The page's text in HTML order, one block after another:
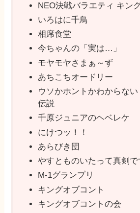
NEO決戦バラエティ キン
いろはに千鳥
相席食堂
今ちゃんの「実は…」
モヤモヤさまぁ～ず
あちこちオードリー
ウソかホントかわからな
伝説
千原ジュニアのヘベレケ
にけつッ！！
あらびき団
やすとものいたって真剣で
M-1グランプリ
キングオブコント
キングオブコントの会